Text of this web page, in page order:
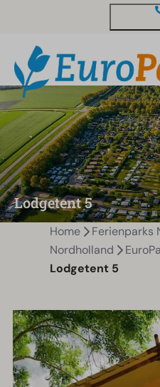
Lodgetent 5
Home
Ferienparks
Nordholland
Lodgetent 5